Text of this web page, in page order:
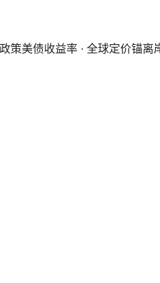
策美债收益率 · 全球定价锚离